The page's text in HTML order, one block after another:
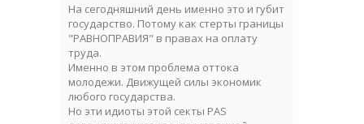
На сегодняшний день именно это и губит
государство. Потому как стерты границы
"РАВНОПРАВИЯ" в правах на оплату
труда.
Именно в этом проблема оттока
молодежи. Движущей силы экономик
любого государства.
Но эти идиоты этой секты PAS